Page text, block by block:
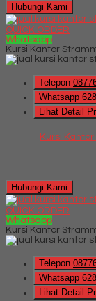
Hubungi Kami
QUICK ORDER
Whatsapp
Kursi Kantor
Telepon
Whatsapp
Lihat Detail
Kursi
Hubungi Kami
QUICK ORDER
Whatsapp
Kursi Kantor
Telepon
Whatsapp
Lihat Detail